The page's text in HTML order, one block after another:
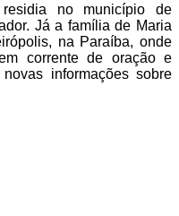
no município de
Já a família de Maria
na Paraíba, onde
corrente de oração e
informações sobre